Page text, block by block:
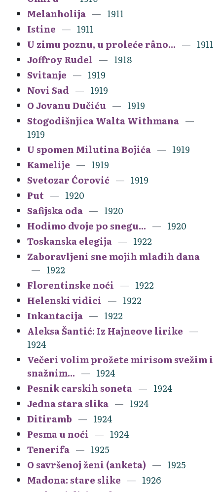
Melanholija
1911
Istine
1911
U zimu poznu, u proleće râno...
1911
Joffroy Rudel
1918
Svitanje
1919
Novi Sad
1919
O Jovanu Dučiću
1919
Stogodišnjica Walta Withmana
1919
U spomen Milutina Bojića
1919
Kamelije
1919
Svetozar Ćorović
1919
Put
1920
Safijska oda
1920
Hodimo dvoje po snegu...
1920
Toskanska elegija
1922
Zaboravljeni sne mojih mladih dana
1922
Florentinske noći
1922
Helenski vidici
1922
Inkantacija
1922
Aleksa Šantić: Iz Hajneove lirike
1924
Večeri volim prožete mirisom svežim i
snažnim...
1924
Pesnik carskih soneta
1924
Jedna stara slika
1924
Ditiramb
1924
Pesma u noći
1924
Tenerifa
1925
O savršenoj ženi (anketa)
1925
Madona: stare slike
1926